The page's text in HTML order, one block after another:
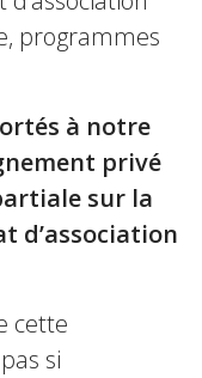
programmes
à notre
privé
sur la
d’association
cette
si